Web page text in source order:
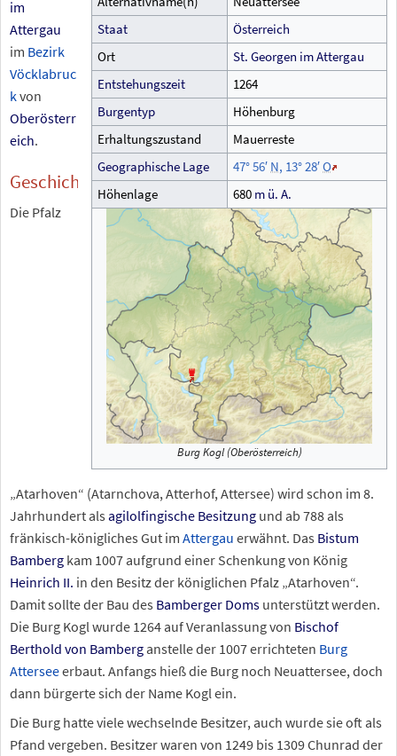
Staat
Österreich
Ort
St. Georgen im Attergau
Entstehungszeit
1264
Burgentyp
Höhenburg
Erhaltungszustand
Mauerreste
Geographische Lage 47°56′ N, 13°28′O
Höhenlage
680 m ü. A.
Burg Kogl (Oberösterreich)
im
Attergau
im Bezirk
Vöcklabruc
kvon
Oberösterr
eich.
Geschichte
Die Pfalz
„Atarhoven“ (Atarnchova, Atterhof, Attersee) wird schon im 8.
Jahrhundert als agilolfingische Besitzung und ab 788 als
fränkisch-königliches Gut im Attergau erwähnt. Das Bistum
Bamberg kam 1007 aufgrund einer Schenkung von König
Heinrich II. in den Besitz der königlichen Pfalz „Atarhoven“.
Damit sollte der Bau des Bamberger Doms unterstützt werden.
Die Burg Kogl wurde 1264 auf Veranlassung von Bischof
Berthold von Bamberg anstelle der 1007 errichteten Burg
Atterseeerbaut. Anfangs hieß die Burg noch Neuattersee, doch
dann bürgerte sich der Name Kogl ein.
Die Burg hatte viele wechselnde Besitzer, auch wurde sie oft als
Pfand vergeben. Besitzer waren von 1249 bis 1309 Chunrad der